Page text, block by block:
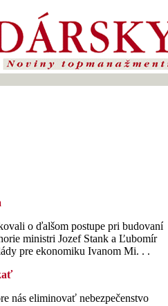
o ďalšom postupe pri budovaní
ministri Jozef Stank a Ľubomír
pre ekonomiku Ivanom Mi. . .
nás eliminovať nebezpečenstvo